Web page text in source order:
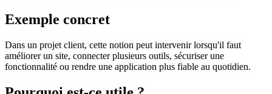
Exemple concret
Dans un projet client, cette notion peut intervenir lorsqu'il faut
améliorer un site, connecter plusieurs outils, sécuriser une
fonctionnalité ou rendre une application plus fiable au quotidien.